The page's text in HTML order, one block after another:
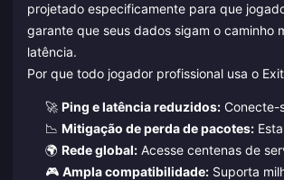
projetado especificamente para que
garante que seus dados sigam o
latência.
Por que todo jogador profissional usa o
🚀 Ping e latência reduzidos:Conecte-
📉 Mitigação de perda de pacotes:
🌍 Rede global:Acesse centenas de
🎮 Ampla compatibilidade:Suporta